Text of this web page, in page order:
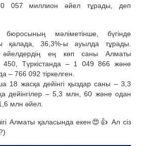
057 миллион әйел тұрады, деп
бюросының мәліметінше, бүгінде
ы қалада, 36,3%-ы ауылда тұрады.
ең көп саны Алматы
Түркістанда – 1 049 866 және
– 766 092 тіркелген.
18 жасқа дейінгі қыздар саны – 3,3
дейінгілер – 5,3 млн, 60 және одан
млн әйел.
Алматы қаласында екен😍👍 Ал сіз